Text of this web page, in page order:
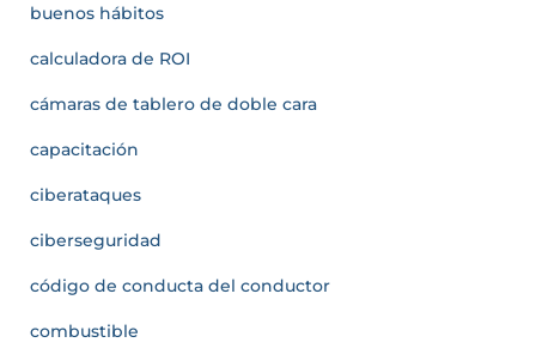
buenos hábitos
calculadora de ROI
cámaras de tablero de doble cara
capacitación
ciberataques
ciberseguridad
código de conducta del conductor
combustible